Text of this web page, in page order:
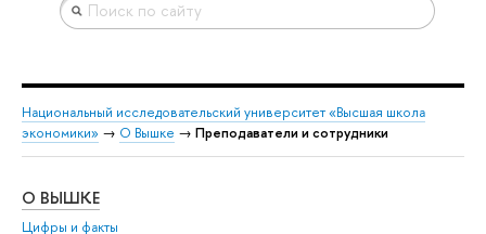
Национальный исследовательский университет «Высшая школа
экономики» → О Вышке → Преподаватели и сотрудники
О ВЫШКЕ
Цифры и факты